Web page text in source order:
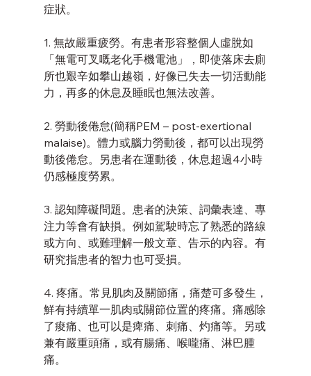
症狀。
1. 無故嚴重疲勞。有患者形容整個人虛脫如
「無電可叉嘅老化手機電池」，即使落床去廁
所也艱辛如攀山越嶺，好像已失去一切活動能
力，再多的休息及睡眠也無法改善。
2. 勞動後倦怠(簡稱PEM – post-exertional
malaise)。體力或腦力勞動後，都可以出現勞
動後倦怠。另患者在運動後，休息超過4小時
仍感極度勞累。
3. 認知障礙問題。患者的決策、詞彙表達、專
注力等會有缺損。例如駕駛時忘了熟悉的路線
或方向、或難理解一般文章、告示的內容。有
研究指患者的智力也可受損。
4. 疼痛。常見肌肉及關節痛，痛楚可多發生，
鮮有持續單一肌肉或關節位置的疼痛。痛感除
了痠痛、也可以是痺痛、刺痛、灼痛等。另或
兼有嚴重頭痛，或有腸痛、喉嚨痛、淋巴腫
痛。